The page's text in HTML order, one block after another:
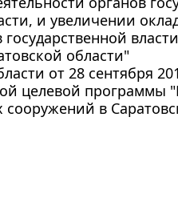
и увеличении
области"
от 28 сентября
целевой программы
в